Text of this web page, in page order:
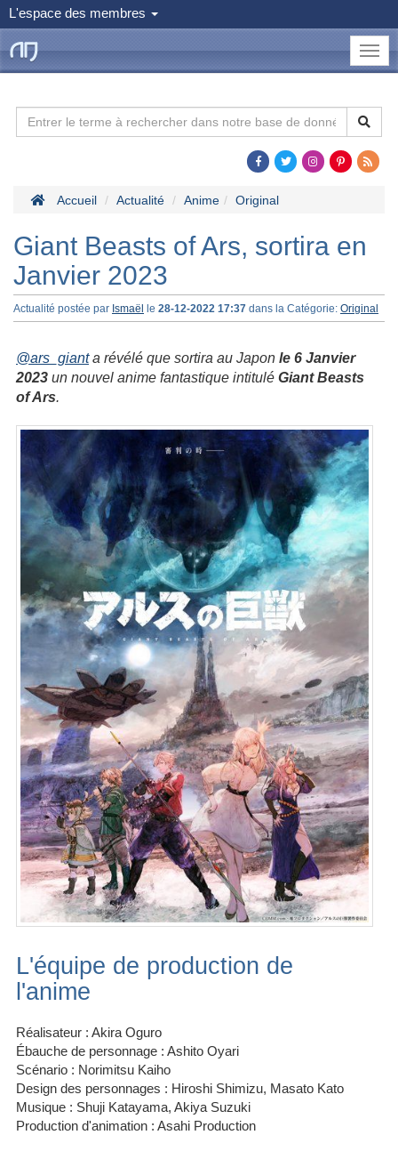
L'espace des membres
le
Dojo
Accueil Actualité Anime Original
Giant Beasts of Ars, sortira en
Janvier 2023
Actualité postée par Ismaël le 28-12-2022 17:37 dans la Catégorie: Original
@ars_gianta révélé que sortira au Japon le 6 Janvier
2023 un nouvel anime fantastique intitulé Giant Beasts
of Ars.
L'équipe de production de
l'anime
Réalisateur : Akira Oguro
Ébauche de personnage : Ashito Oyari
Scénario : Norimitsu Kaiho
Design des personnages : Hiroshi Shimizu, Masato Kato
Musique : Shuji Katayama, Akiya Suzuki
Production d'animation : Asahi Production